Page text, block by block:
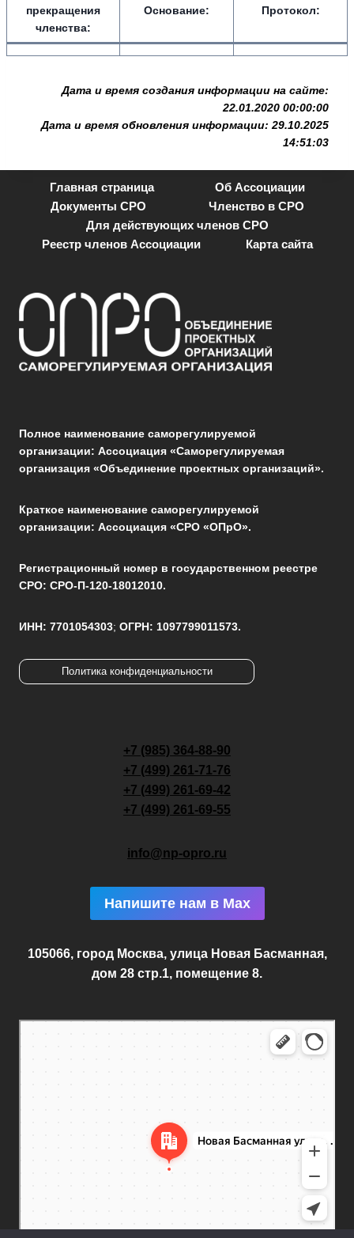
прекращения
членства:
Основание: Протокол:
Дата и время создания информации на сайте:
22.01.2020 00:00:00
Дата и время обновления информации: 29.10.2025
14:51:03
Главная страница
Об Ассоциации
Документы СРО
Членство в СРО
Для действующих членов СРО
Реестр членов Ассоциации
Карта сайта
Полное наименование саморегулируемой
организации: Ассоциация «Саморегулируемая
организация «Объединение проектных организаций».
Краткое наименование саморегулируемой
организации: Ассоциация «СРО «ОПрО».
Регистрационный номер в государственном реестре
СРО: СРО-П-120-18012010.
ИНН: 7701054303; ОГРН: 1097799011573.
Политика конфиденциальности
+7 (985) 364-88-90
+7 (499) 261-71-76
+7 (499) 261-69-42
+7 (499) 261-69-55
info@np-opro.ru
Напишите нам в Max
105066, город Москва, улица Новая Басманная,
дом 28 стр.1, помещение 8.